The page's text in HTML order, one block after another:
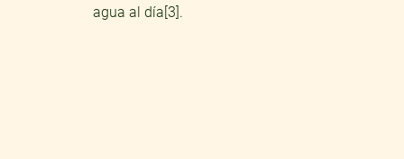
agua al día[3].